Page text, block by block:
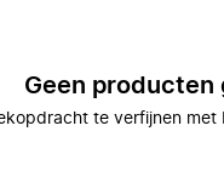
Geen producten
te verfijnen